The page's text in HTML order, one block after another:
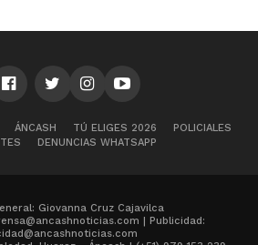
ÁNCASH TÚ ELIGES 2026
POLICIALES
DENUNCIAS WHATSAPP
Giovanna Cruz Cajavilca
| Publicidad: